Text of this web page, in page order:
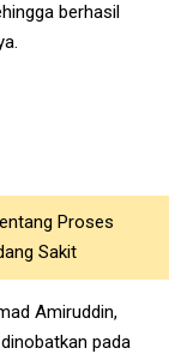
berhasil
Proses
Sakit
Amiruddin,
pada